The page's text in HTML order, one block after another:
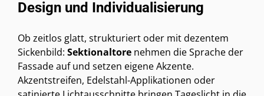
Design und Individualisierung
Ob zeitlos glatt, strukturiert oder mit dezentem
Sickenbild: Sektionaltore nehmen die Sprache der
Fassade auf und setzen eigene Akzente.
Akzentstreifen, Edelstahl-Applikationen oder